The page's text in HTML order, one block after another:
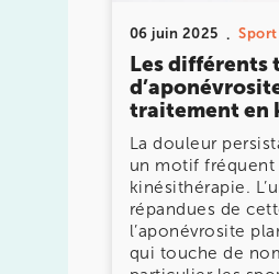
06 juin 2025
Les différents
traitement en
La douleur
un motif
kinésithérapie.
répandues de
l’aponévrosite
qui touche de
Prenez RDV sur
Prenez RDV sur
IK PARIS 15 –
75015 Paris
75015 Paris
01 43 31 00 33